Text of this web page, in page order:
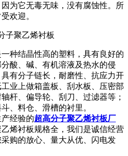
为它无毒无味，没有腐蚀性。所
欢迎。
结晶性高的塑料，具有良好的
酸、碱、有机溶液及热水的侵
有分子链长，耐磨性、抗应力开
业上做箱盖板、刮水板、压密部
杆、偏导轮、刮刀、过滤器等；
、料仓、滑槽的衬里。
经验的超高分子聚乙烯衬板厂
乙烯衬板规格全，我们是诚信经营
购的放心、量大从优、闪电发